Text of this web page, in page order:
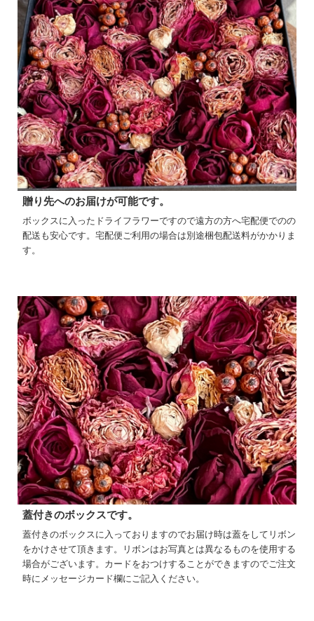
贈り先へのお届けが可能です。
ボックスに入ったドライフラワーですので遠方の方へ宅配便でのの
配送も安心です。宅配便ご利用の場合は別途梱包配送料がかかりま
す。
蓋付きのボックスです。
蓋付きのボックスに入っておりますのでお届け時は蓋をしてリボン
をかけさせて頂きます。リボンはお写真とは異なるものを使用する
場合がございます。カードをおつけすることができますのでご注文
時にメッセージカード欄にご記入ください。